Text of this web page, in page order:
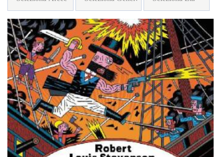
più
recente